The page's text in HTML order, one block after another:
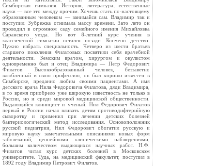
Симбирская гимназия. История, литература, естественные
науки — все это между прочим. Хочешь стать по-настоящему
образованным человеком — занимайся сам. Владимир так и
поступил. Зубрежка отнимала массу времени. Зато лето он
проводил в огромном саду семейного имения Михайловка
Саранского уезда. Но вот 8-летний курс учения в
классической гимназии остался позади. Кончено детство.
Нужно избрать специальность. Четверо из шести братьев
старшего поколения Филатовых посвятили себя врачебной
деятельности. Земским врачом, хирургом и окулистом
одновременно был и отец Владимира — Петр Федорович
Филатов. Высокообразованный человек, беззаветно
влюбленный в свою профессию, он был хорошо известен в
Симбирске, преданно любим своими пациентами. А имя
детского врача Нила Федоровича Филатова, дяди Владимира,
в то время приобрело уже широкую известность не только в
России, но и среди мировой медицинской общественности.
Выдающийся клиницист и ученый, Нил Федорович Филатов
первый в России начал вливать детям противодифтерийную
сыворотку и применил при лечении детских болезней
бактериологический метод исследования. Основоположник
русской педиатрии, Нил Федорович обогатил русскую и
мировую науку замечательными описаниями новых форм
заболеваний, ценнейшими клиническими наблюдениями,
большим количеством выдающихся научных работ. Н.Ф.
Филатов читал курс детских болезней в Московском
университете. Туда, на медицинский факультет, поступил в
1892 году Владимир Петрович Филатов.